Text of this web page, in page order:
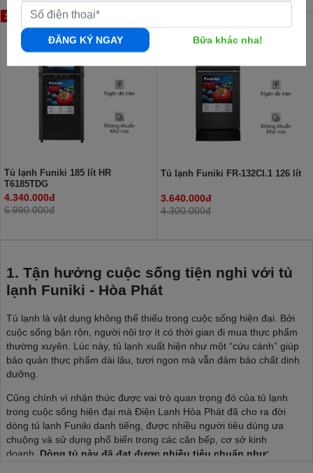
38%
Tủ lạnh Funiki 185 lít HR
T6185TDG
4.340.000đ
6.990.000đ
Tủ lạnh Funiki FR-132CI.1 126 lít
3.640.000đ
4.300.000đ
1. Tận hưởng cuộc sống tiện nghi với tủ
lạnh Funiki - Hòa Phát
Tủ lạnh là vật dụng không thể thiếu trong cuộc sống hiện đại. Bởi
cuộc sống bận rộn, người nội trợ ít có thời gian đi mua thực phẩm
thường xuyên. Lúc này, tủ lạnh xuất hiện như một “cứu cánh” giúp
bảo quản thực phẩm dài lâu, tươi ngon mà vẫn đảm bảo chất dinh
dưỡng.
Cũng chính vì nhận thức được vai trò quan trọng đó của tủ lạnh
trong cuộc sống hiện đại mà Điện Lạnh Hòa Phát đã cho ra đời
dòng tủ lạnh Funiki danh tiếng, được nhiều người tiêu dùng ưa
chuộng và sử dụng phổ biến trong các căn bếp, cơ sở kinh
doanh. Dòng tủ này đã đạt được nhiều tiêu chuẩn như:
ĐĂNG KÝ NGAY Bữa khác nha!